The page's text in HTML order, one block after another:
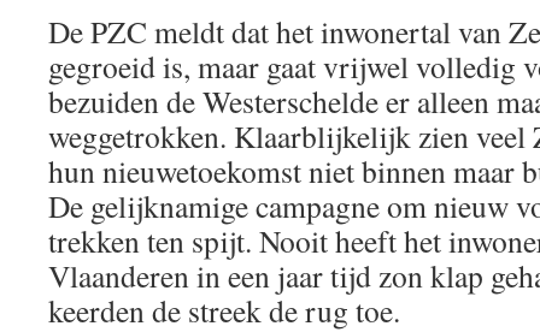
De PZC meldt dat het inwonertal van
gegroeid is, maar gaat vrijwel volledig
bezuiden de Westerschelde er alleen
weggetrokken. Klaarblijkelijk zien veel
hun nieuwetoekomst niet binnen maar
De gelijknamige campagne om nieuw
trekken ten spijt. Nooit heeft het
Vlaanderen in een jaar tijd zon klap
keerden de streek de rug toe.